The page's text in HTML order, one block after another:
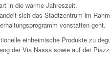
in die warme Jahreszeit.
sich das Stadtzentrum im
vonstatten geht.
einheimische Produkte zu
der Via Nassa sowie auf der